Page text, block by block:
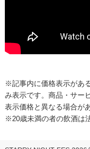
※記事内に価格表示があ
み表示です。商品・サー
表示価格と異なる場合が
※20歳未満の者の飲酒は